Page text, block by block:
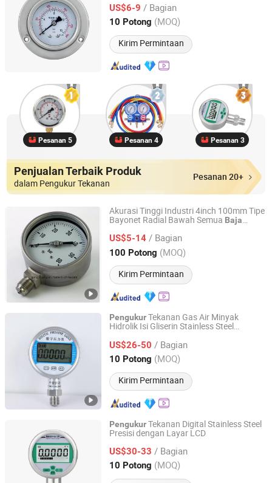
US$6-9 / Bagian
10 Potong (MOQ)
Kirim Permintaan
Zhejiang, China Harga mulai 2024
Pesanan 5 Pesanan 4 Pesanan 3
Penjualan Terbaik Produk
dalam Pengukur Tekanan
Pesanan 20+
Akurasi Tinggi Industri 4inch 100mm Tipe
Bayonet Radial Bawah Semua Baja
TahanLamaTahan
Tekanan
US$5-14 / Bagian
100 Potong (MOQ)
Kirim Permintaan
Yuyao Gongchuang Instrument Co., Ltd.
Zhejiang, China Harga mulai 2018
PengukurTekanan Gas Air Minyak
Hidrolik Isi Gliserin Stainless Steel
US$26-50 / Bagian
10 Potong (MOQ)
Kirim Permintaan
Lianli Instrument Technology Co., Ltd.
Zhejiang, China Harga mulai 2025
PengukurTekanan Digital Stainless Steel
Presisi dengan Layar LCD
US$30-33 / Bagian
10 Potong (MOQ)
Lianli Instrument Technology Co., Ltd.
Zhejiang, China Harga mulai 2025